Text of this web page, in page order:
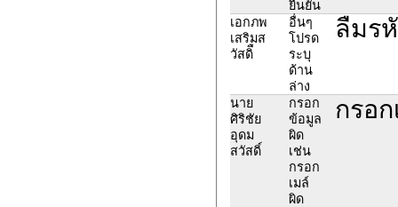
ยืนยัน
เอกภพ
เสริมส
วัสดิื
อื่นๆ
โปรด
ระบุ
ด้าน
ล่าง
ลืมร
นาย
ศิริชัย
อุดม
สวัสดิ์
กรอก
ข้อมูล
ผิด
เช่น
กรอก
เมล์
ผิด
กรอ